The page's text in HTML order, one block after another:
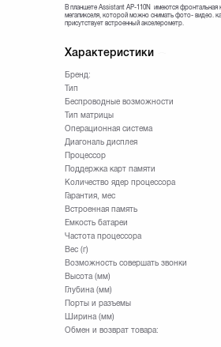
В планшете Assistant AP-110N имеются фронтальная
мегапикселя, которой можно снимать фото- видео.
присутствует встроенный акселерометр.
Характеристики
Бренд:
Тип
Беспроводные возможности
Тип матрицы
Операционная система
Диагональ дисплея
Процессор
Поддержка карт памяти
Количество ядер процессора
Гарантия, мес
Встроенная память
Емкость батареи
Частота процессора
Вес (г)
Возможность совершать звонки
Высота (мм)
Глубина (мм)
Порты и разъемы
Ширина (мм)
Обмен и возврат товара: